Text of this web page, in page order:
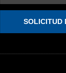
SOLICITUD